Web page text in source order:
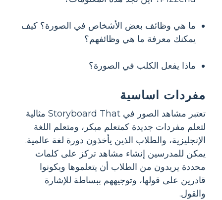
ما هي وظائف بعض الأشخاص في الصورة؟ كيف
يمكنك معرفة ما هي وظائفهم؟
ماذا يفعل الكلب في الصورة؟
مفردات اساسية
تعتبر مشاهد الصور في Storyboard That مثالية
لتعلم مفردات جديدة كمتعلم مبكر، ومتعلم اللغة
الإنجليزية، والطلاب الذين يأخذون دورة لغة عالمية.
يمكن للمدرسين إنشاء مشاهد تركز على كلمات
محددة يريدون من الطلاب أن يتعلموها ويكونوا
قادرين على قولها، وتوجيههم ببساطة للإشارة
والقول.